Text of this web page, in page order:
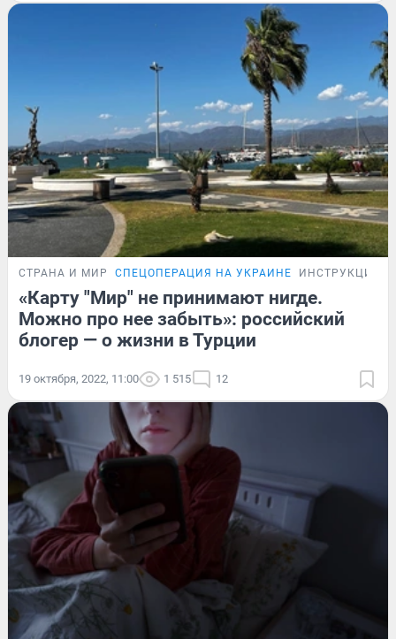
СТРАНА И МИР СПЕЦОПЕРАЦИЯ НА УКРАИНЕ ИНСТРУКЦИЯ
«Карту "Мир" не принимают нигде.
Можно про нее забыть»: российский
блогер — о жизни в Турции
19 октября, 2022, 11:00 1 515 12